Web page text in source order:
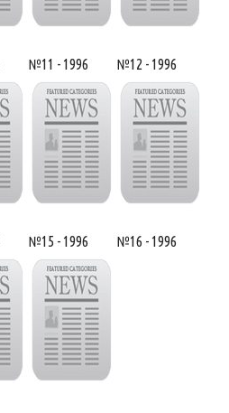
№11 - 1996 №12 - 1996
№15 - 1996 №16 - 1996